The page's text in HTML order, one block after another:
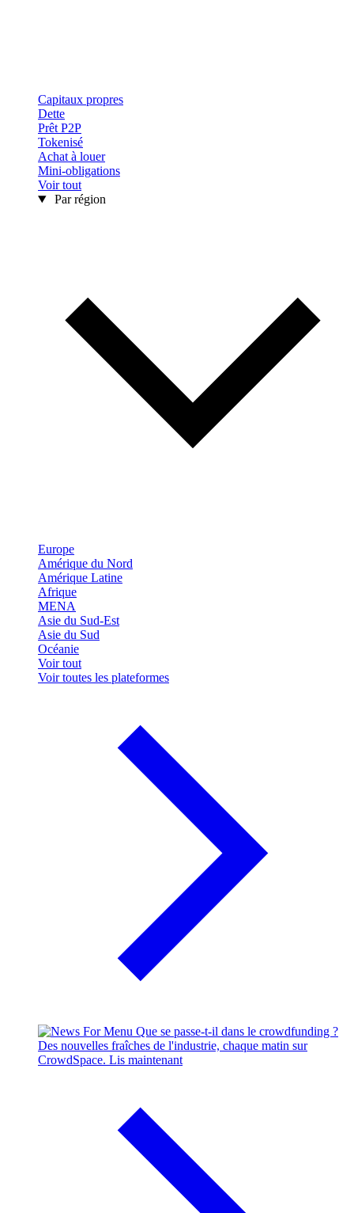
Capitaux propres
Dette
Prêt P2P
Tokenisé
Achat à louer
Mini-obligations
Voir tout
Par région
Europe
Amérique du Nord
Amérique Latine
Afrique
MENA
Asie du Sud-Est
Asie du Sud
Océanie
Voir tout
Voir toutes les plateformes
Que se passe-t-il dans le crowdfunding ?
Des nouvelles fraîches de l'industrie, chaque matin sur
CrowdSpace. Lis maintenant